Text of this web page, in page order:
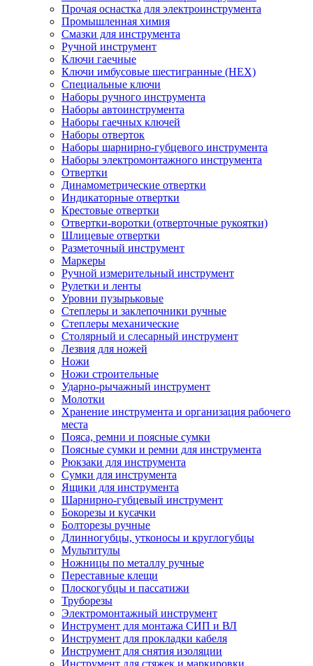
Прочая оснастка для электроинструмента
Промышленная химия
Смазки для инструмента
Ручной инструмент
Ключи гаечные
Ключи имбусовые шестигранные (HEX)
Специальные ключи
Наборы ручного инструмента
Наборы автоинструмента
Наборы гаечных ключей
Наборы отверток
Наборы шарнирно-губцевого инструмента
Наборы электромонтажного инструмента
Отвертки
Динамометрические отвертки
Индикаторные отвертки
Крестовые отвертки
Отвертки-воротки (отверточные рукоятки)
Шлицевые отвертки
Разметочный инструмент
Маркеры
Ручной измерительный инструмент
Рулетки и ленты
Уровни пузырьковые
Степлеры и заклепочники ручные
Степлеры механические
Столярный и слесарный инструмент
Лезвия для ножей
Ножи
Ножи строительные
Ударно-рычажный инструмент
Молотки
Хранение инструмента и организация рабочего
места
Пояса, ремни и поясные сумки
Поясные сумки и ремни для инструмента
Рюкзаки для инструмента
Сумки для инструмента
Ящики для инструмента
Шарнирно-губцевый инструмент
Бокорезы и кусачки
Болторезы ручные
Длинногубцы, утконосы и круглогубцы
Мультитулы
Ножницы по металлу ручные
Переставные клещи
Плоскогубцы и пассатижи
Труборезы
Электромонтажный инструмент
Инструмент для монтажа СИП и ВЛ
Инструмент для прокладки кабеля
Инструмент для снятия изоляции
Инструмент для стяжек и маркировки